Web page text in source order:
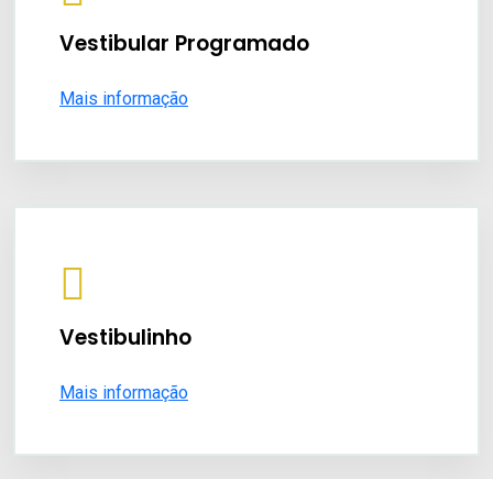
Vestibular Programado
Mais informação
Vestibulinho
Mais informação